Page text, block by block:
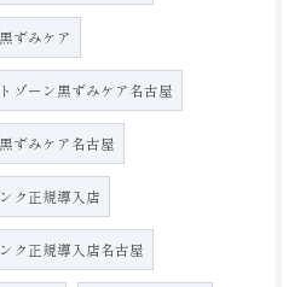
ずみケア
ゾーン黒ずみケア名古屋
ずみケア名古屋
ク正規導入店
ク正規導入店名古屋